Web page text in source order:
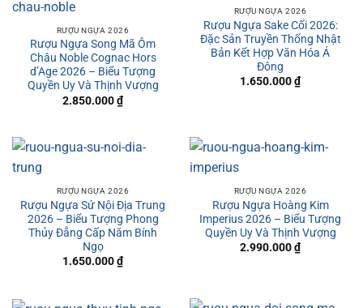
RƯỢU NGỰA 2026
Rượu Ngựa Song Mã Ôm
Châu Noble Cognac Hors
d’Age 2026 – Biểu Tượng
Quyền Uy Và Thịnh Vượng
2.850.000₫
RƯỢU NGỰA 2026
Rượu Ngựa Sake Cối 2026:
Đặc Sản Truyền Thống Nhật
Bản Kết Hợp Văn Hóa Á
Đông
1.650.000₫
RƯỢU NGỰA 2026
Rượu Ngựa Sứ Nội Địa Trung
2026 – Biểu Tượng Phong
Thủy Đẳng Cấp Năm Bính
Ngọ
1.650.000₫
RƯỢU NGỰA 2026
Rượu Ngựa Hoàng Kim
Imperius 2026 – Biểu Tượng
Quyền Uy Và Thịnh Vượng
2.990.000₫